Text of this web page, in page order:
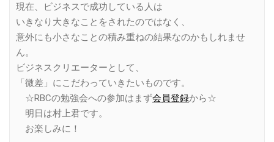
現在、ビジネスで成功している人は
いきなり大きなことをされたのではなく、
意外にも小さなことの積み重ねの結果なのかもしれませ
ん。
ビジネスクリエーターとして、
「微差」にこだわっていきたいものです。
☆RBCの勉強会への参加はまず会員登録から☆
明日は村上君です。
お楽しみに！